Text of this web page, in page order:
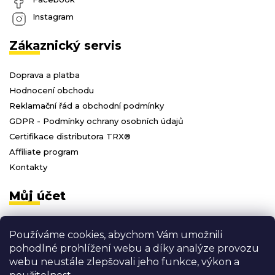
Používáme cookies, abychom Vám umožnili
pohodlné prohlížení webu a díky analýze provozu
webu neustále zlepšovali jeho funkce, výkon a
Instagram
Zákaznický servis
Doprava a platba
Hodnocení obchodu
Reklamační řád a obchodní podmínky
GDPR - Podmínky ochrany osobních údajů
Certifikace distributora TRX®
Affiliate program
Kontakty
Můj účet
Registrace
Moje objednávky